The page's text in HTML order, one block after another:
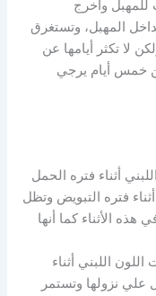
للمهبل واخرج
المهبل، وتستغرق
لا تكثر أيامها عن
خمس أيام يرجي
أثناء فتره الحمل
فتره التبويض وتظل
الأثناء كما أنها
اللبني أثناء
علي نزولها وتستمر